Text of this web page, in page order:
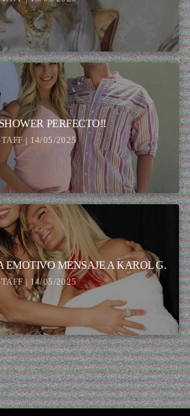
PERFECTO!!
| 14/05/2025
MENSAJE A KAROL G.
| 14/05/2025